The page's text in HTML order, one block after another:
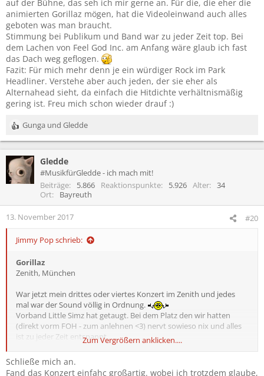
auf der Bühne, das seh ich mir gerne an. Für die, die eher die
animierten Gorillaz mögen, hat die Videoleinwand auch alles
geboten was man braucht.
Stimmung bei Publikum und Band war zu jeder Zeit top. Bei
dem Lachen von Feel God Inc. am Anfang wäre glaub ich fast
das Dach weg geflogen.
Fazit: Für mich mehr denn je ein würdiger Rock im Park
Headliner. Verstehe aber auch jeden, der sie eher als
Alternahead sieht, da einfach die Hitdichte verhältnismäßig
gering ist. Freu mich schon wieder drauf :)
R
e
k
t
i
n
e
Gunga und Gledde
Gledde
#MusikfürGledde - ich mach mit!
Beiträge
5.866 Reaktionspunkte 5.926 Alter
34
Ort
Bayreuth
13. November 2017 #20
Jimmy Pop schrieb:
Gorillaz
Zenith, München
War jetzt mein drittes oder viertes Konzert im Zenith und jedes
mal war der Sound völlig in Ordnung.
Vorband Little Simz hat getaugt. Bei dem Platz den wir hatten
(direkt vorm FOH - zum anlehnen <3) nervt sowieso nix und alles
ist zu jeder Zeit entspannt.
Mit den Gorillaz selbst hat sich ein eher größerer Jugendtraum von
mir erfüllt. Hätte nicht gedacht, dass ich die tatsächlich nochmal
live erlebe. Damon Albarn vor mir zu sehen hat schon eine kleine
Zum Vergrößern anklicken....
Schließe mich an.
Fand das Konzert einfahc großartig. wobei ich trotzdem glaube,